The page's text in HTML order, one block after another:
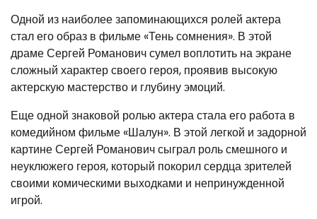
Одной из наиболее запоминающихся ролей актера
стал его образ в фильме «Тень сомнения». В этой
драме Сергей Романович сумел воплотить на экране
сложный характер своего героя, проявив высокую
актерскую мастерство и глубину эмоций.
Еще одной знаковой ролью актера стала его работа в
комедийном фильме «Шалун». В этой легкой и задорной
картине Сергей Романович сыграл роль смешного и
неуклюжего героя, который покорил сердца зрителей
своими комическими выходками и непринужденной
игрой.